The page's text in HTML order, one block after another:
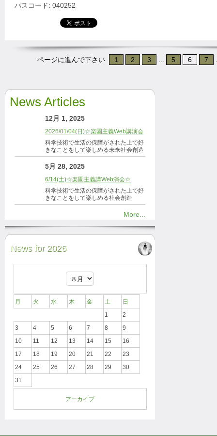
パスコード: 040252
ページに進んで下さい 1 2 3 5 6 7
News Articles
12月 1, 2025
2026/01/04(日)☆楽園主義Web講演会
科学技術で生活の保障がされた上で好
きなことをして楽しめる未来社会創造
5月 28, 2025
6/14(土)☆楽園主義講Web演会☆
科学技術で生活の保障がされた上で好
きなことをして楽しめる社会創造
More...
News for 2026
月 火 水 木 金 土
日
1
2
3
4 5 6 7 8
9
10
11 12 13 14 15
16
17
18 19 20 21 22
23
24
25 26 27 28 29
30
31
アーカイブ